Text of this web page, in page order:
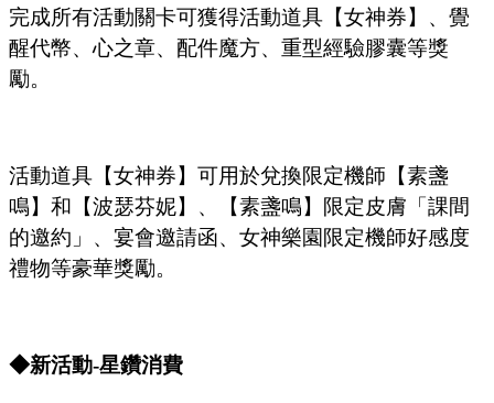
完成所有活動關卡可獲得活動道具【女神券】、覺
醒代幣、心之章、配件魔方、重型經驗膠囊等獎
勵。
活動道具【女神券】可用於兌換限定機師【素盞
鳴】和【波瑟芬妮】、【素盞鳴】限定皮膚「課間
的邀約」、宴會邀請函、女神樂園限定機師好感度
禮物等豪華獎勵。
◆新活動-星鑽消費